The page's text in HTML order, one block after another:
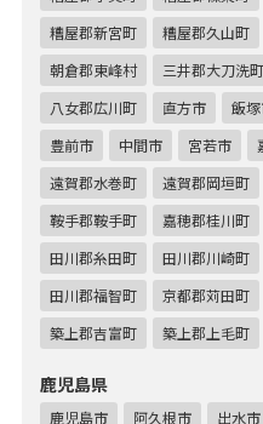
糟屋郡新宮町
糟屋郡久山町
朝倉郡東峰村
三井郡大刀洗町
八女郡広川町
直方市 飯
豊前市
中間市 宮若市
遠賀郡水巻町
遠賀郡岡垣町
鞍手郡鞍手町
嘉穂郡桂川町
田川郡糸田町
田川郡川崎町
田川郡福智町
京都郡苅田町
築上郡吉富町
築上郡上毛町
鹿児島県
鹿児島市 阿久根市 出水市